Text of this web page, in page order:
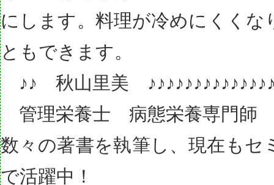
にします。料理が冷めにくくな
ともできます。
♪♪ 秋山里美
管理栄養士 病態栄養専門師
数々の著書を執筆し、現在もセ
で活躍中！